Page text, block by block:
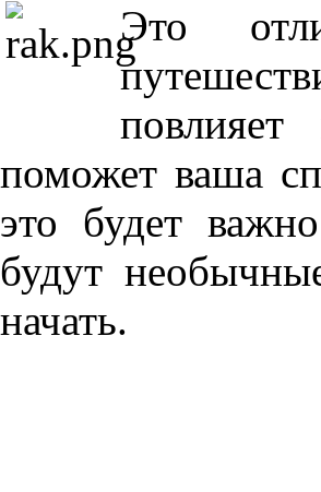
Это
поможет ваша
это будет
будут
начать.